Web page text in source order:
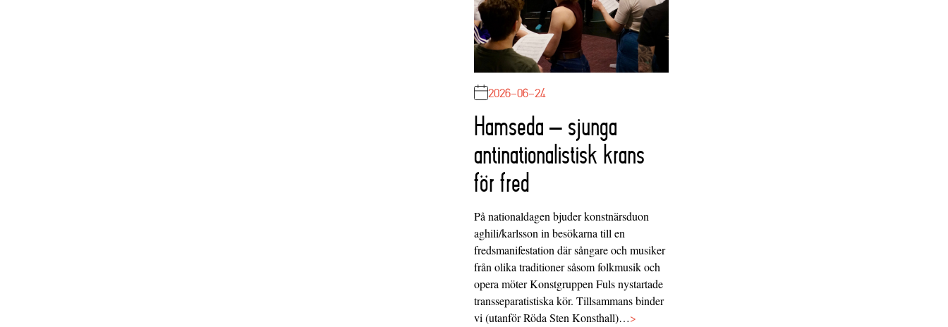
2026-06-24
Hamseda – sjunga
antinationalistisk krans
för fred
På nationaldagen bjuder konstnärsduon
aghili/karlsson in besökarna till en
fredsmanifestation där sångare och musiker
från olika traditioner såsom folkmusik och
opera möter Konstgruppen Fuls nystartade
transseparatistiska kör. Tillsammans binder
vi (utanför Röda Sten Konsthall)…>